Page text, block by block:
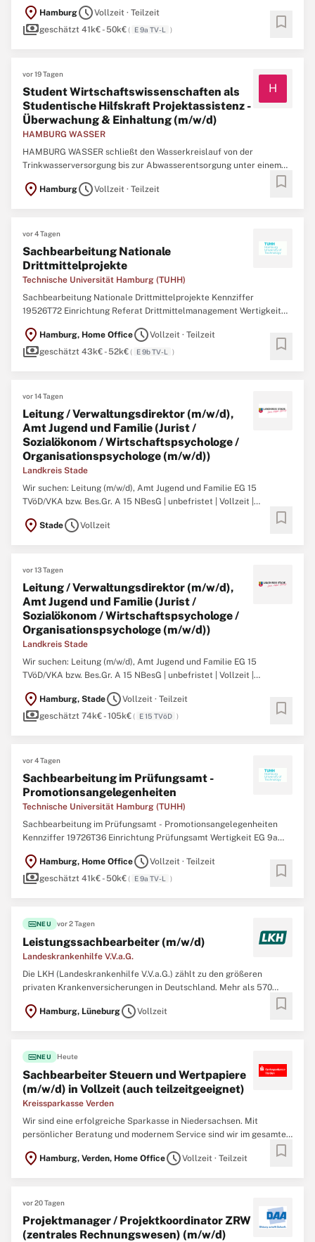
Arbeitsumfang Teilzeit - 24,5 Stunden, unbefristet Das
Promotionsteam der TU Hamburg ist die Schnittstelle zwischen ...
location_on HamburgscheduleVollzeit · Teilzeit
paymentsgeschätzt 41k€ - 50k€( E 9a TV-L ) bookmark
vor 19 Tagen
Student Wirtschaftswissenschaften als
Studentische Hilfskraft Projektassistenz -
Überwachung & Einhaltung (m/w/d)
HAMBURG WASSER
H
HAMBURG WASSER schließt den Wasserkreislauf von der
Trinkwasserversorgung bis zur Abwasserentsorgung unter einem
Dach. Mit rund 2.400 Mitarbeitenden und mehr als 20 Standorten
sorgen wir Tag für Tag dafür, dass es in Hamburg läuft. Dabei
location_on HamburgscheduleVollzeit · Teilzeit bookmark
vor 4 Tagen
Sachbearbeitung Nationale
Drittmittelprojekte
Technische Universität Hamburg (TUHH)
Sachbearbeitung Nationale Drittmittelprojekte Kennziffer
19526T72 Einrichtung Referat Drittmittelmanagement Wertigkeit
27.08.2026 Arbeitsumfang Vollzeit/Teilzeit, befristet für 12 Monate
Das Drittmittelmanagement ist Teil der Abteilung Finanzen ...
location_on Hamburg, Home OfficescheduleVollzeit · Teilzeit
paymentsgeschätzt 43k€ - 52k€( E 9b TV-L ) bookmark
vor 14 Tagen
Leitung / Verwaltungsdirektor (m/w/d),
Amt Jugend und Familie (Jurist /
Sozialökonom / Wirtschaftspsychologe /
Organisationspsychologe (m/w/d))
Landkreis Stade
Wir suchen: Leitung (m/w/d), Amt Jugend und Familie EG 15
TVöD/VKA bzw. Bes.Gr. A 15 NBesG | unbefristet | Vollzeit |
teilzeitgeeignet Zum Amt Jugend und Familie, dem planmäßig ca.
145 Stellen, unterteilt in 14 Teams, zugeordnet sind, gehören die
location_on StadescheduleVollzeit bookmark
vor 13 Tagen
Leitung / Verwaltungsdirektor (m/w/d),
Amt Jugend und Familie (Jurist /
Sozialökonom / Wirtschaftspsychologe /
Organisationspsychologe (m/w/d))
Landkreis Stade
Wir suchen: Leitung (m/w/d), Amt Jugend und Familie EG 15
TVöD/VKA bzw. Bes.Gr. A 15 NBesG | unbefristet | Vollzeit |
145 Stellen, unterteilt in 14 Teams, zugeordnet sind, gehören die
Abteilungen Soziale Dienste, Wirtschaftliche Hilfen und ...
location_on Hamburg, StadescheduleVollzeit · Teilzeit
paymentsgeschätzt 74k€ - 105k€( E 15 TVöD ) bookmark
vor 4 Tagen
Sachbearbeitung im Prüfungsamt -
Promotionsangelegenheiten
Technische Universität Hamburg (TUHH)
Sachbearbeitung im Prüfungsamt - Promotionsangelegenheiten
Kennziffer 19726T36 Einrichtung Prüfungsamt Wertigkeit EG 9a
Arbeitsumfang Teilzeit - 24,5 Stunden, unbefristet Das
Promotionsteam der TU Hamburg ist die Schnittstelle zwischen
location_on Hamburg, Home OfficescheduleVollzeit · Teilzeit
paymentsgeschätzt 41k€ - 50k€( E 9a TV-L ) bookmark
fiber_newNEU vor 2 Tagen
Leistungssachbearbeiter (m/w/d)
Landeskrankenhilfe V.V.a.G.
Die LKH (Landeskrankenhilfe V.V.a.G.) zählt zu den größeren
privaten Krankenversicherungen in Deutschland. Mehr als 570
Rahmen des Wandels zu einem modernen Gesundheitsdienstleister
location_on Hamburg, LüneburgscheduleVollzeit bookmark
fiber_newNEU Heute
Sachbearbeiter Steuern und Wertpapiere
(m/w/d) in Vollzeit (auch teilzeitgeeignet)
Kreissparkasse Verden
Wir sind eine erfolgreiche Sparkasse in Niedersachsen. Mit
persönlicher Beratung und modernem Service sind wir im gesamten
Landkreis für unsere Kund:innen da. Kreis und Stadt bieten einen
hohen Wohn- und Freizeitwert und liegen in unmittelbarer Nähe zur
location_on Hamburg, Verden, Home OfficescheduleVollzeit · Teilzeit bookmark
vor 20 Tagen
Projektmanager / Projektkoordinator ZRW
(zentrales Rechnungswesen) (m/w/d)